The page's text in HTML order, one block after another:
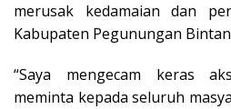
merusak kedamaian dan
Kabupaten Pegunungan
“Saya mengecam keras
meminta kepada seluruh